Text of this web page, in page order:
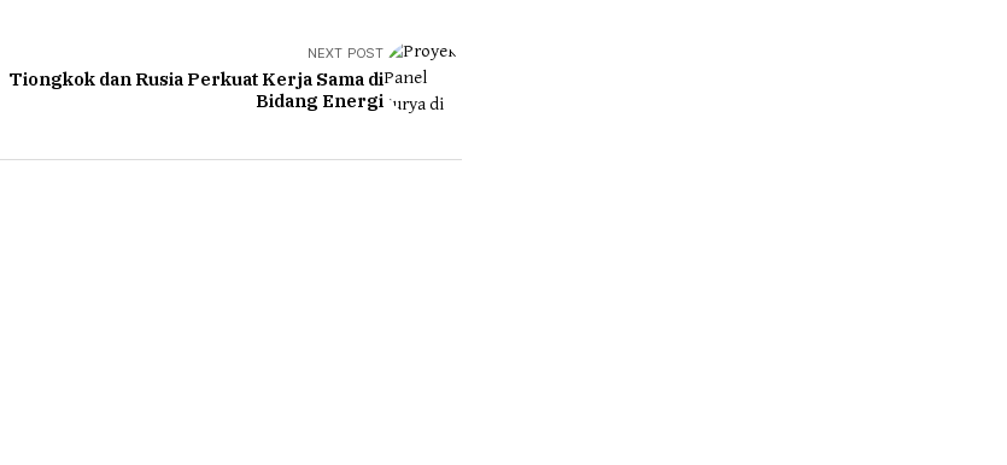
NEXT POST
Tiongkok dan Rusia Perkuat Kerja Sama di
Bidang Energi